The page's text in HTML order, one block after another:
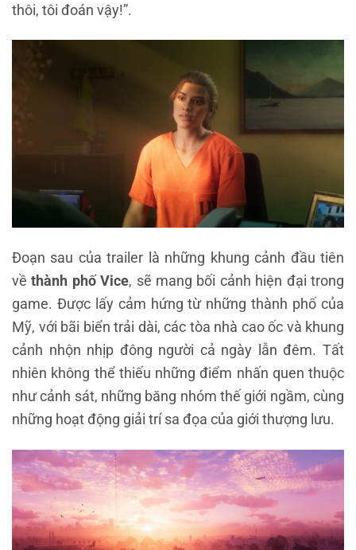
thôi, tôi đoán vậy!”.
Đoạn sau của trailer là những khung cảnh đầu tiên
vềthành phố Vice, sẽ mang bối cảnh hiện đại trong
game. Được lấy cảm hứng từ những thành phố của
Mỹ, với bãi biển trải dài, các tòa nhà cao ốc và khung
cảnh nhộn nhịp đông người cả ngày lẫn đêm. Tất
nhiên không thể thiếu những điểm nhấn quen thuộc
như cảnh sát, những băng nhóm thế giới ngầm, cùng
những hoạt động giải trí sa đọa của giới thượng lưu.